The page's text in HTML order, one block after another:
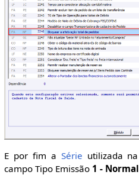
E por fim a Série utilizada na
campo Tipo Emissão 1 - Normal